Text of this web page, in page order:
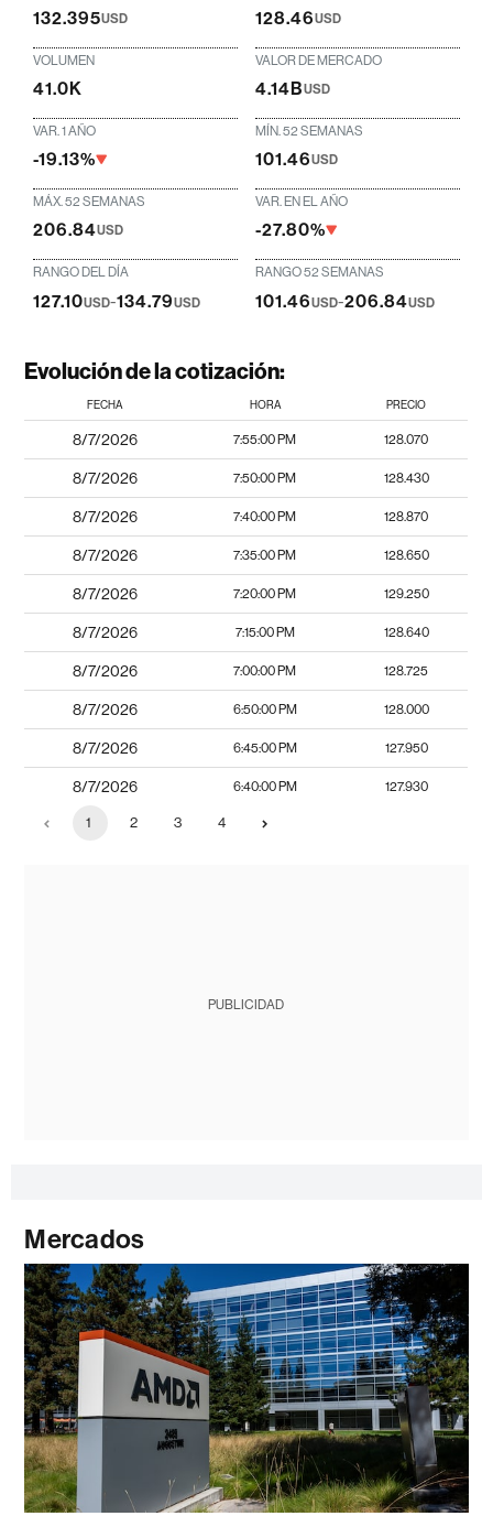
132.395USD 128.46USD
VOLUMEN
41.0K
VALOR DE MERCADO
4.14BUSD
VAR. 1 AÑO
-19.13%
MÍN. 52 SEMANAS
101.46USD
MÁX. 52 SEMANAS
206.84USD
VAR. EN EL AÑO
-27.80%
RANGO DEL DÍA
127.10USD-134.79USD
RANGO 52 SEMANAS
101.46USD-206.84USD
Evolución de la cotización:
FECHA HORA PRECIO
8/7/2026 7:55:00 PM 128.070
8/7/2026 7:50:00 PM 128.430
8/7/2026 7:40:00 PM 128.870
8/7/2026 7:35:00 PM 128.650
8/7/2026 7:20:00 PM 129.250
8/7/2026 7:15:00 PM 128.640
8/7/2026 7:00:00 PM 128.725
8/7/2026 6:50:00 PM 128.000
8/7/2026 6:45:00 PM 127.950
8/7/2026 6:40:00 PM 127.930
1 2 3 4
PUBLICIDAD
Mercados